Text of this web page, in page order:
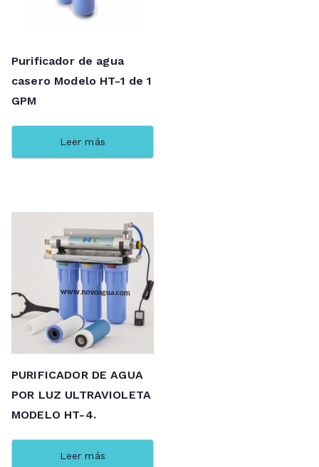
Purificador de agua
casero Modelo HT-1 de 1
GPM
Leer más
PURIFICADOR DE AGUA
POR LUZ ULTRAVIOLETA
MODELO HT-4.
Leer más